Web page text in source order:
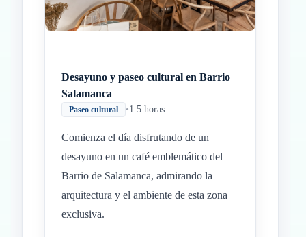
Desayuno y paseo cultural en Barrio
Salamanca
Paseo cultural •1.5 horas
Comienza el día disfrutando de un
desayuno en un café emblemático del
Barrio de Salamanca, admirando la
arquitectura y el ambiente de esta zona
exclusiva.